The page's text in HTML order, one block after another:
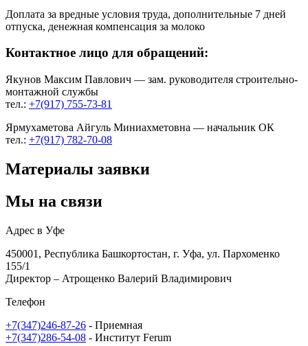
Доплата за вредные условия труда, дополнительные 7 дней
отпуска, денежная компенсация за молоко
Контактное лицо для обращений:
Якунов Максим Павлович — зам. руководителя строительно-
монтажной службы
тел.: +7(917) 755-73-81
Ярмухаметова Айгуль Миниахметовна — начальник ОК
тел.: +7(917) 782-70-08
Материалы заявки
Мы на связи
Адрес в Уфе
450001, Республика Башкортостан, г. Уфа, ул. Пархоменко
155/1
Директор – Атрощенко Валерий Владимирович
Телефон
+7(347)246-87-26 - Приемная
+7(347)286-54-08 - Институт Ferum